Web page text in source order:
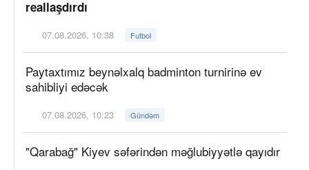
reallaşdırdı
07.08.2026, 10:38 Futbol
Paytaxtımız beynəlxalq badminton turnirinə ev
sahibliyi edəcək
07.08.2026, 10:23 Gündəm
"Qarabağ" Kiyev səfərindən məğlubiyyətlə qayıdır